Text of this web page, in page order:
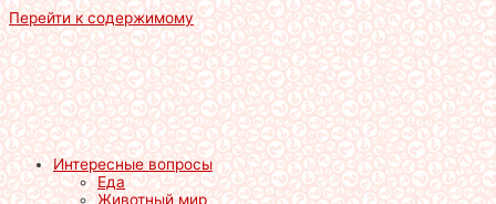
Перейти к содержимому
Интересные вопросы
Еда
Животный мир